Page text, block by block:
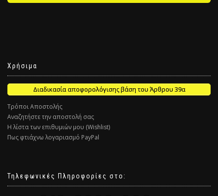
Χρήσιμα
Διαδικασία αποφορολόγισης βάση του Άρθρου 39α
Τρόποι Αποστολής
Αναζητήστε την αποστολή σας
Η λίστα των επιθυμιών μου (Wishlist)
Πως φτιάχνω λογαριασμό PayPal
Τηλεφωνικές Πληροφορίες στο: